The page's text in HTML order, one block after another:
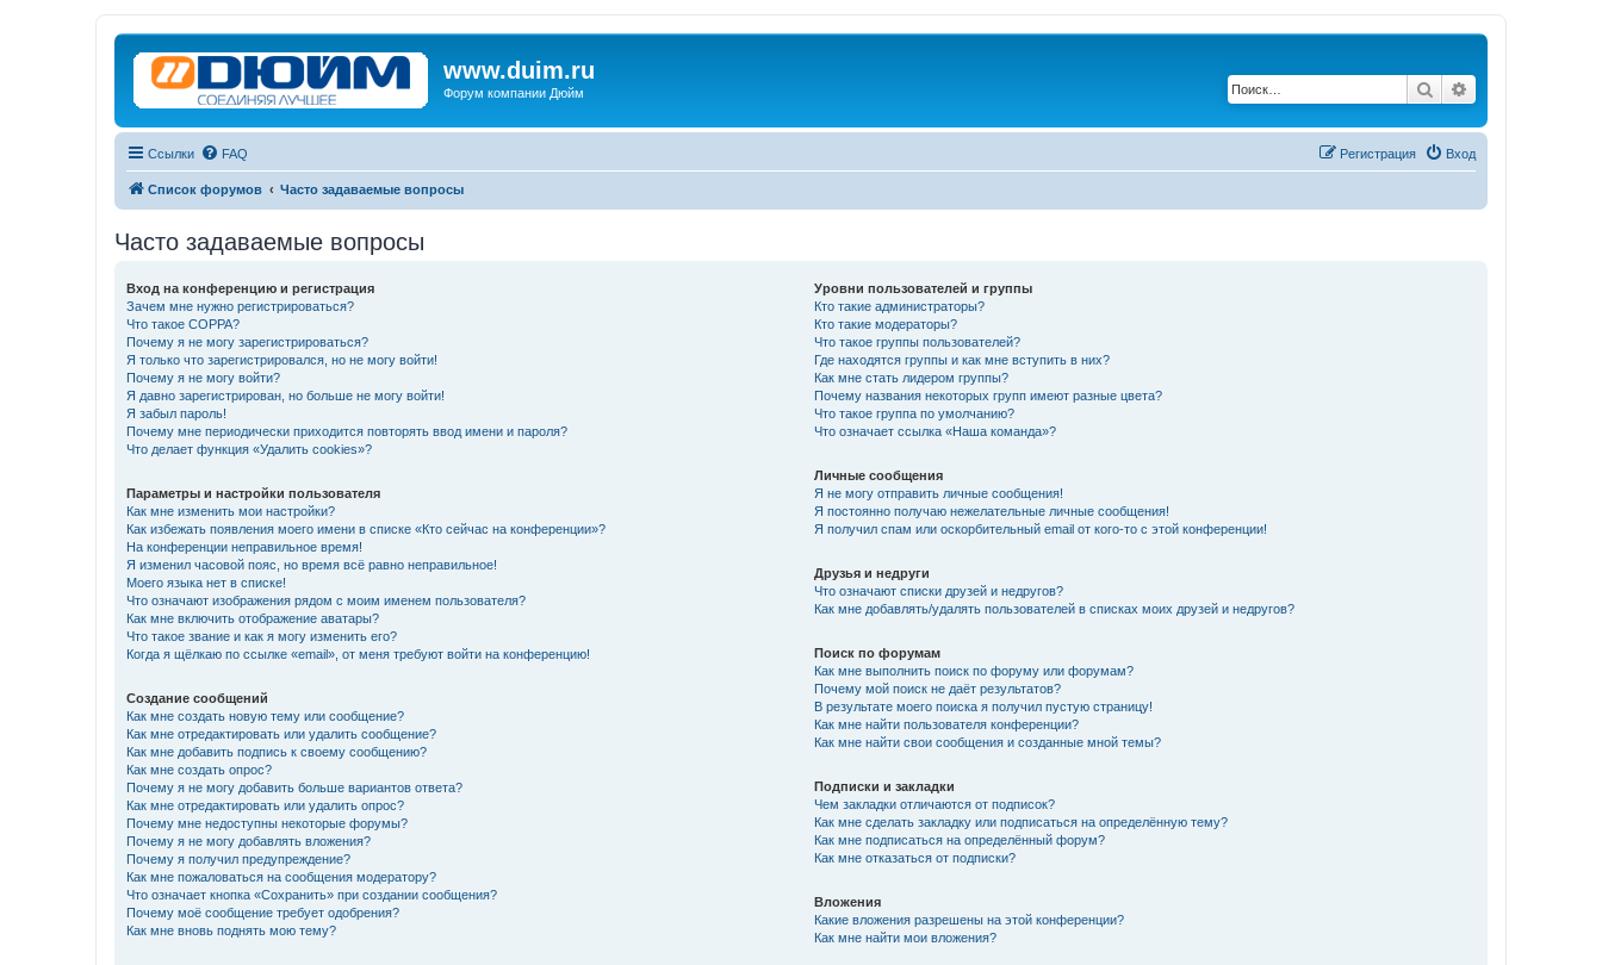
www.duim.ru
Форум компании Дюйм Поиск
Ссылки FAQ Вход
Регистрация
Список форумов Часто задаваемые вопросы
Часто задаваемые вопросы
Вход на конференцию и регистрация
Зачем мне нужно регистрироваться?
Что такое COPPA?
Почему я не могу зарегистрироваться?
Я только что зарегистрировался, но не могу войти!
Почему я не могу войти?
Я давно зарегистрирован, но больше не могу войти!
Я забыл пароль!
Почему мне периодически приходится повторять ввод имени и пароля?
Что делает функция «Удалить cookies»?
Параметры и настройки пользователя
Как мне изменить мои настройки?
Как избежать появления моего имени в списке «Кто сейчас на конференции»?
На конференции неправильное время!
Я изменил часовой пояс, но время всё равно неправильное!
Моего языка нет в списке!
Что означают изображения рядом с моим именем пользователя?
Как мне включить отображение аватары?
Что такое звание и как я могу изменить его?
Когда я щёлкаю по ссылке «email», от меня требуют войти на конференцию!
Создание сообщений
Как мне создать новую тему или сообщение?
Как мне отредактировать или удалить сообщение?
Как мне добавить подпись к своему сообщению?
Как мне создать опрос?
Почему я не могу добавить больше вариантов ответа?
Как мне отредактировать или удалить опрос?
Почему мне недоступны некоторые форумы?
Почему я не могу добавлять вложения?
Почему я получил предупреждение?
Как мне пожаловаться на сообщения модератору?
Что означает кнопка «Сохранить» при создании сообщения?
Почему моё сообщение требует одобрения?
Как мне вновь поднять мою тему?
Уровни пользователей и группы
Кто такие администраторы?
Кто такие модераторы?
Что такое группы пользователей?
Где находятся группы и как мне вступить в них?
Как мне стать лидером группы?
Почему названия некоторых групп имеют разные цвета?
Что такое группа по умолчанию?
Что означает ссылка «Наша команда»?
Личные сообщения
Я не могу отправить личные сообщения!
Я постоянно получаю нежелательные личные сообщения!
Я получил спам или оскорбительный email от кого-то с этой конференции!
Друзья и недруги
Что означают списки друзей и недругов?
Как мне добавлять/удалять пользователей в списках моих друзей и недругов?
Поиск по форумам
Как мне выполнить поиск по форуму или форумам?
Почему мой поиск не даёт результатов?
В результате моего поиска я получил пустую страницу!
Как мне найти пользователя конференции?
Как мне найти свои сообщения и созданные мной темы?
Подписки и закладки
Чем закладки отличаются от подписок?
Как мне сделать закладку или подписаться на определённую тему?
Как мне подписаться на определённый форум?
Как мне отказаться от подписки?
Вложения
Какие вложения разрешены на этой конференции?
Как мне найти мои вложения?